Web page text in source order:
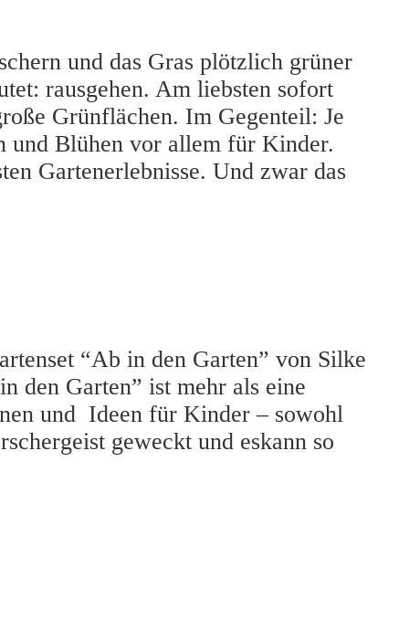
und das Gras plötzlich grüner
rausgehen. Am liebsten sofort
Grünflächen. Im Gegenteil: Je
und Blühen vor allem für Kinder.
Gartenerlebnisse. Und zwar das
“Ab in den Garten” von Silke
den Garten” ist mehr als eine
und Ideen für Kinder – sowohl
geweckt und eskann so